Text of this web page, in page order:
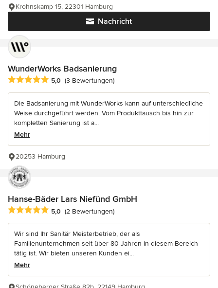
Nachricht
Krohnskamp 15, 22301 Hamburg
WunderWorks Badsanierung
Durchschnittliche Bewertung: 5 von 5 Sternen
5,0 (3 Bewertungen)
Die Badsanierung mit WunderWorks kann auf unterschiedliche
Weise durchgeführt werden. Vom Produkttausch bis hin zur
kompletten Sanierung ist a...
Mehr
20253 Hamburg
Hanse-Bäder Lars Niefünd GmbH
Durchschnittliche Bewertung: 5 von 5 Sternen
5,0 (2 Bewertungen)
Wir sind Ihr Sanitär Meisterbetrieb, der als
Familienunternehmen seit über 80 Jahren in diesem Bereich
tätig ist. Wir bieten unseren Kunden ei...
Mehr